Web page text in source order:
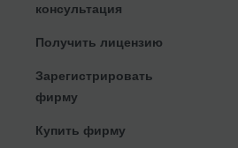
консультация
Получить лицензию
Зарегистрировать
фирму
Купить фирму